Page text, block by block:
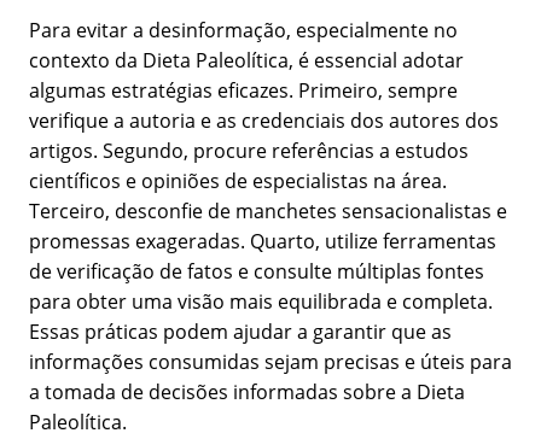
Para evitar a desinformação, especialmente no
contexto da Dieta Paleolítica, é essencial adotar
algumas estratégias eficazes. Primeiro, sempre
verifique a autoria e as credenciais dos autores dos
artigos. Segundo, procure referências a estudos
científicos e opiniões de especialistas na área.
Terceiro, desconfie de manchetes sensacionalistas e
promessas exageradas. Quarto, utilize ferramentas
de verificação de fatos e consulte múltiplas fontes
para obter uma visão mais equilibrada e completa.
Essas práticas podem ajudar a garantir que as
informações consumidas sejam precisas e úteis para
a tomada de decisões informadas sobre a Dieta
Paleolítica.